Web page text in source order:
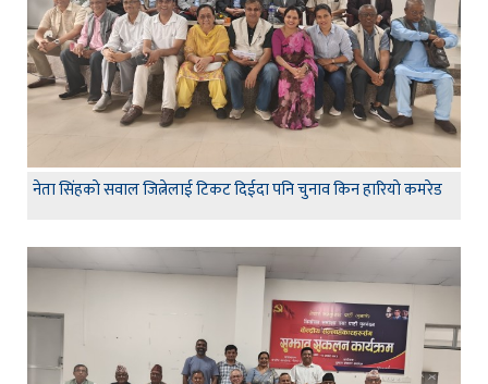
नेता सिंहकाे सवाल जित्नेलाई टिकट दिईदा पनि चुनाव किन हारियाे कमरेड